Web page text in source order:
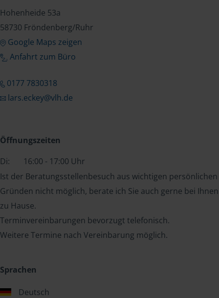
Hohenheide 53a
58730 Fröndenberg/Ruhr
Google Maps zeigen
Anfahrt zum Büro
0177 7830318
lars.eckey@vlh.de
Öffnungszeiten
Di:
16:00 - 17:00 Uhr
Ist der Beratungsstellenbesuch aus wichtigen persönlichen
Gründen nicht möglich, berate ich Sie auch gerne bei Ihnen
zu Hause.
Terminvereinbarungen bevorzugt telefonisch.
Weitere Termine nach Vereinbarung möglich.
Sprachen
Deutsch